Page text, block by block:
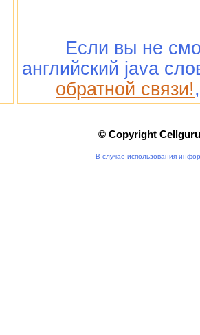
Если вы не
английский java
обратной связи!
© Copyright
В случае использования